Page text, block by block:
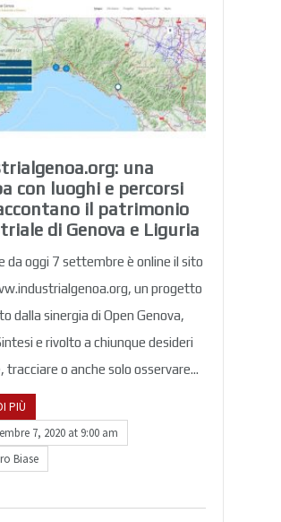
una
con luoghi e percorsi
il patrimonio
di Genova e Liguria
da oggi 7 settembre è online il sito
un progetto
dalla sinergia di Open Genova,
e rivolto a chiunque desideri
tracciare o anche solo osservare...
PIÙ
7, 2020 at 9:00 am
Biase